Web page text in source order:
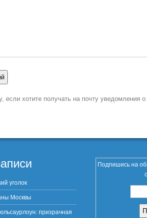
если хотите получать на почту уведомления
уголок
Москвы
призрачная
Подпишись на